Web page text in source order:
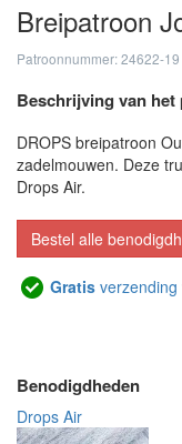
Breipatroon
Patroonnummer: 24622-19
Beschrijving van het
DROPS breipatroon
zadelmouwen. Deze
Drops Air.
Bestel alle
Gratis verzending
Benodigdheden
Drops Air